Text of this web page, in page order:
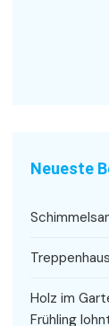
Neueste
Holz im
Frühling